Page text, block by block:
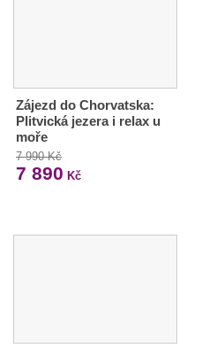
Zájezd do Chorvatska:
Plitvická jezera i relax u
moře
7 990 Kč
7 890 Kč